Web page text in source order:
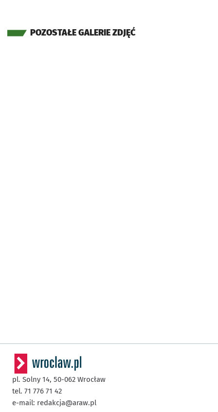
POZOSTAŁE GALERIE ZDJĘĆ
pl. Solny 14, 50-062 Wrocław
tel. 71 776 71 42
e-mail: redakcja@araw.pl